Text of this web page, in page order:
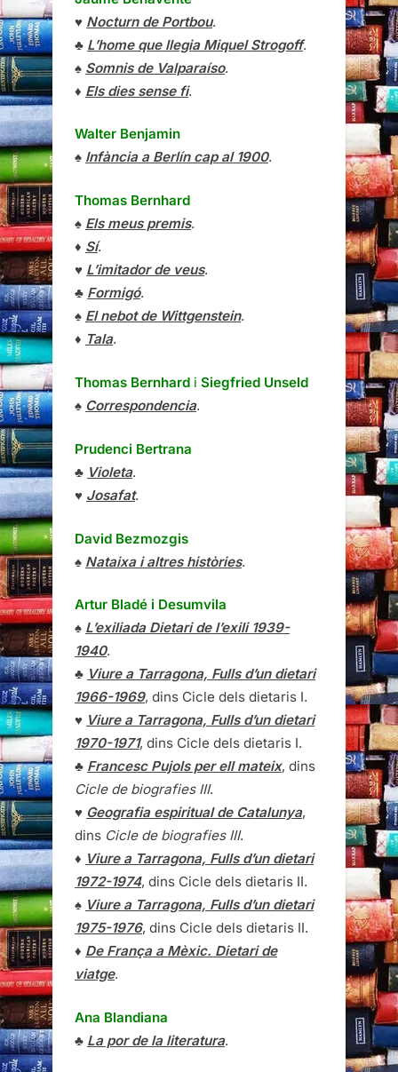
♥ Nocturn de Portbou.
♣ L’home que llegia Miquel Strogoff.
♠ Somnis de Valparaíso.
♦ Els dies sense fi.
Walter Benjamin
♠ Infància a Berlín cap al 1900.
Thomas Bernhard
♠ Els meus premis.
♦ Sí.
♥ L’imitador de veus.
♣ Formigó.
♠ El nebot de Wittgenstein.
♦ Tala.
Thomas Bernhard i Siegfried Unseld
♠ Correspondencia.
Prudenci Bertrana
♣ Violeta.
♥ Josafat.
David Bezmozgis
♠ Nataixa i altres històries.
Artur Bladé i Desumvila
♠ L’exiliada Dietari de l’exili 1939-
1940.
♣ Viure a Tarragona, Fulls d’un dietari
1966-1969, dins Cicle dels dietaris I.
♥ Viure a Tarragona, Fulls d’un dietari
1970-1971, dins Cicle dels dietaris I.
♣ Francesc Pujols per ell mateix, dins
Cicle de biografies III.
♥ Geografia espiritual de Catalunya,
dins Cicle de biografies III.
♦ Viure a Tarragona, Fulls d’un dietari
1972-1974, dins Cicle dels dietaris II.
♠ Viure a Tarragona, Fulls d’un dietari
1975-1976, dins Cicle dels dietaris II.
♦ De França a Mèxic. Dietari de
viatge.
Ana Blandiana
♣ La por de la literatura.